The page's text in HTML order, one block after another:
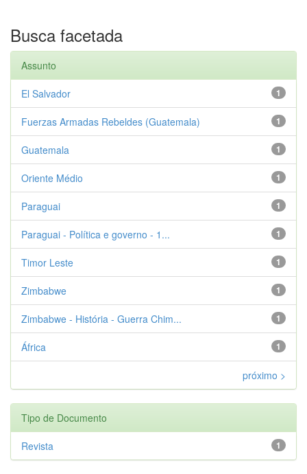
Busca facetada
Assunto
1
El Salvador
1
Fuerzas Armadas Rebeldes (Guatemala)
1
Guatemala
1
Oriente Médio
1
Paraguai
1
Paraguai - Política e governo - 1...
1
Timor Leste
1
Zimbabwe
1
Zimbabwe - História - Guerra Chim...
1
África
próximo >
Tipo de Documento
1
Revista